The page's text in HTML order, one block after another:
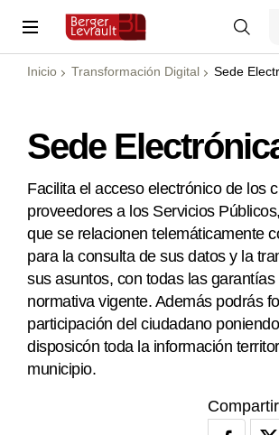
Inicio Transformación Digital Sede
Sede
Facilita el acceso electrónico de los
proveedores a los Servicios
que se relacionen telemáticamente
para la consulta de sus datos y la
sus asuntos, con todas las
normativa vigente. Además podrás
participación del ciudadano
disposicón toda la información
municipio.
Compartir